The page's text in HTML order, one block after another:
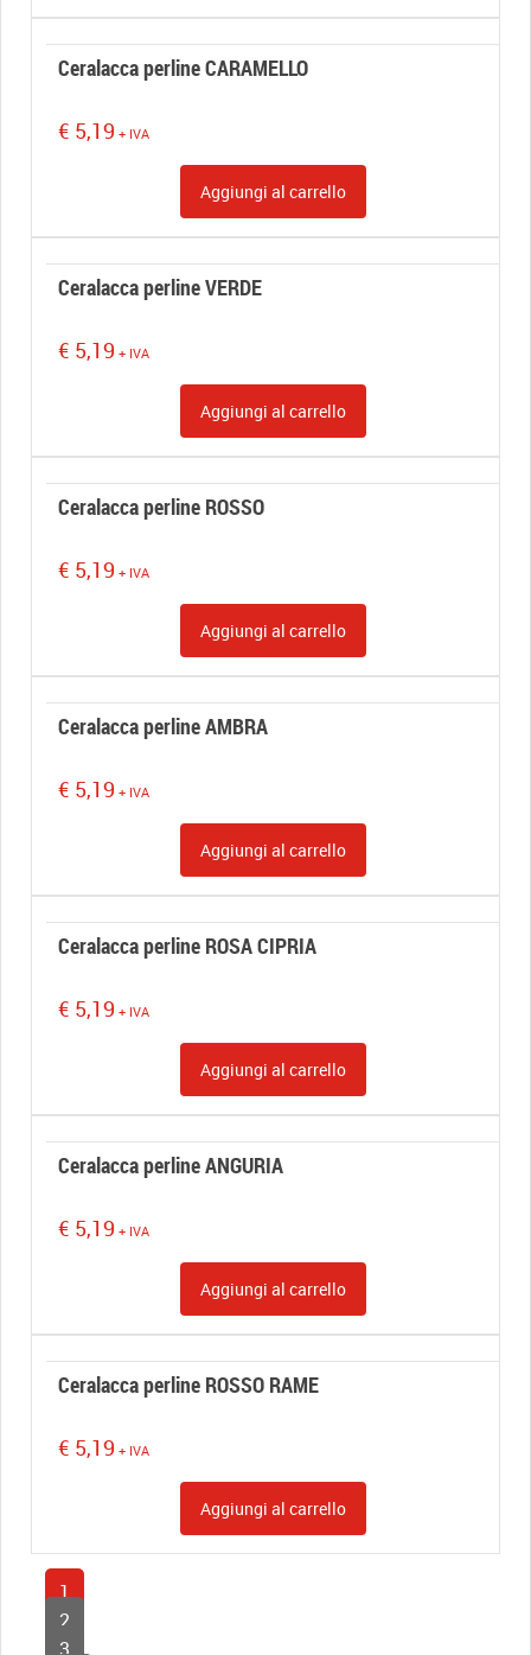
Ceralacca perline CARAMELLO
€ 5,19 + IVA
Aggiungi al carrello
Ceralacca perline VERDE
€ 5,19 + IVA
Aggiungi al carrello
Ceralacca perline ROSSO
€ 5,19 + IVA
Aggiungi al carrello
Ceralacca perline AMBRA
€ 5,19 + IVA
Aggiungi al carrello
Ceralacca perline ROSA CIPRIA
€ 5,19 + IVA
Aggiungi al carrello
Ceralacca perline ANGURIA
€ 5,19 + IVA
Aggiungi al carrello
Ceralacca perline ROSSO RAME
€ 5,19 + IVA
Aggiungi al carrello
1
2
3